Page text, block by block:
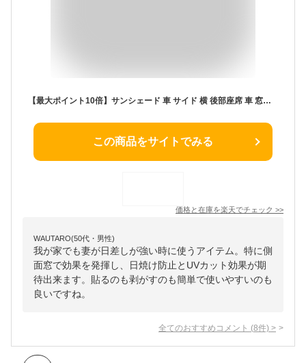
【最大ポイント10倍】サンシェード 車 サイド 横 後部座席 車 窓日よけ 車用 カー用品 静電気式 カーシェード UVカット 日よけ カーサンシェード 簡単着脱 遮光 断熱 車用サンシェード 車内の目隠し 目印 収納バッグ付き 4枚セット ゆうパケット3
この商品をサイトでみる
価格と在庫を楽天でチェック >>
WAUTARO(50代・男性)
我が家でも妻が日差しが強い時に使うアイテム。特に側
面窓で効果を発揮し、日焼け防止とUVカット効果が期
待出来ます。貼るのも剥がすのも簡単で使いやすいのも
良いですね。
全てのおすすめコメント (8件) >